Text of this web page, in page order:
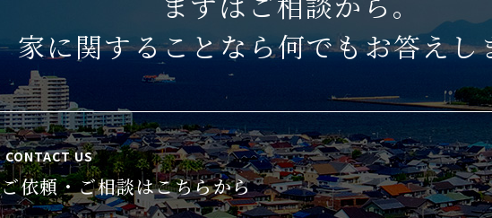
家に関することなら何でもお答えし
CONTACT US
ご依頼・ご相談はこちらから